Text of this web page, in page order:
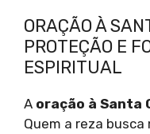
ORAÇÃO À
PROTEÇÃO E
ESPIRITUAL
A oração à Santa
Quem a reza